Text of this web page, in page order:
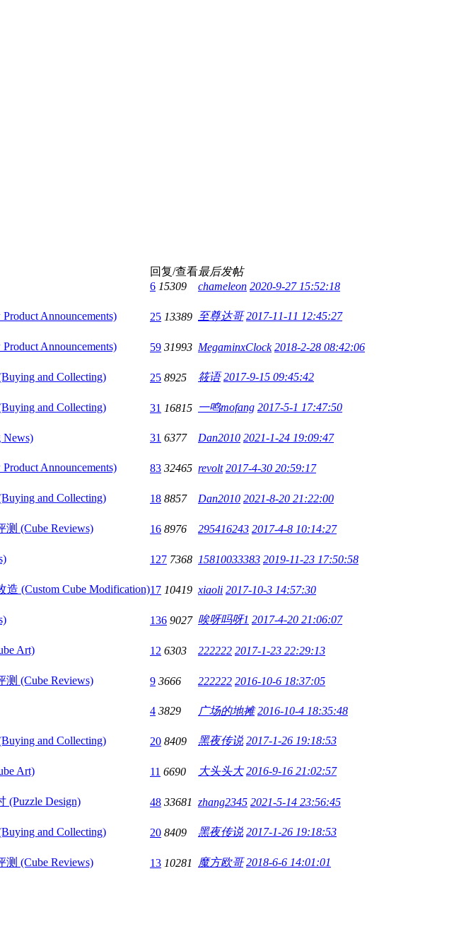
回复/查看最后发帖
6 15309 chameleon 2020-9-27 15:52:18
Announcements) 25 13389 至尊达哥 2017-11-11 12:45:27
Announcements) 59 31993 MegaminxClock 2018-2-28 08:42:06
and Collecting) 25 8925 筱语 2017-9-15 09:45:42
and Collecting) 31 16815 一鸣mofang 2017-5-1 17:47:50
31 6377 Dan2010 2021-1-24 19:09:47
Announcements) 83 32465 revolt 2017-4-30 20:59:17
and Collecting) 18 8857 Dan2010 2021-8-20 21:22:00
(Cube Reviews) 16 8976 295416243 2017-4-8 10:14:27
127 7368 15810033383 2019-11-23 17:50:58
(Custom Cube Modification)17 10419 xiaoli 2017-10-3 14:57:30
136 9027 唉呀吗呀1 2017-4-20 21:06:07
Art) 12 6303 222222 2017-1-23 22:29:13
(Cube Reviews) 9 3666 222222 2016-10-6 18:37:05
4 3829 广场的地摊 2016-10-4 18:35:48
and Collecting) 20 8409 黑夜传说 2017-1-26 19:18:53
Art) 11 6690 大头头大 2016-9-16 21:02:57
Design) 48 33681 zhang2345 2021-5-14 23:56:45
and Collecting) 20 8409 黑夜传说 2017-1-26 19:18:53
(Cube Reviews) 13 10281 魔方欧哥 2018-6-6 14:01:01